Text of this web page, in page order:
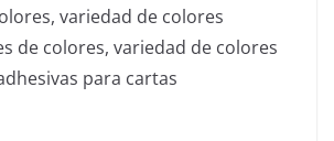
variedad de colores
de colores, variedad de colores
para cartas